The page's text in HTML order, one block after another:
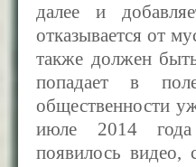
далее и
отказывается от
также должен
попадает в
общественности
июле 2014
появилось видео,